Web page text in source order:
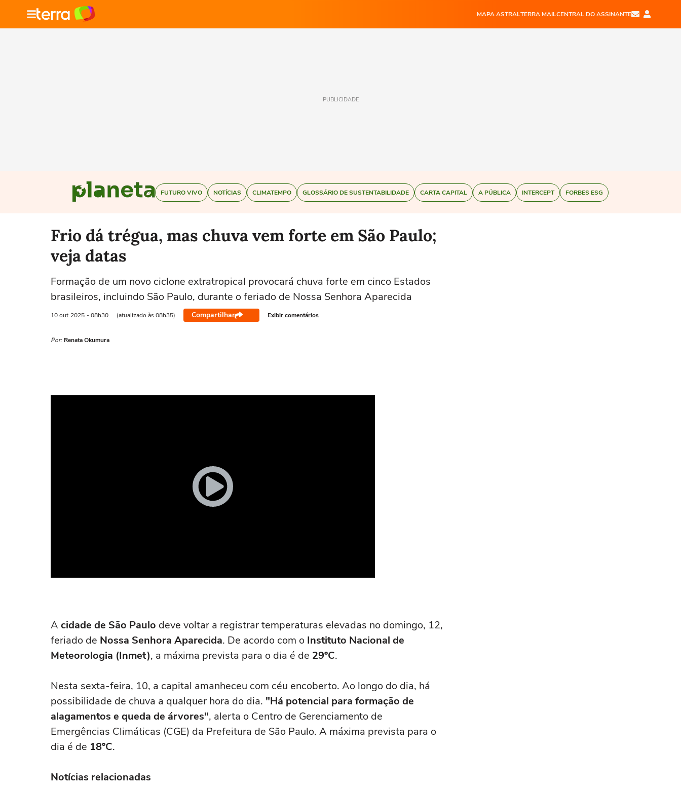
MAPA ASTRALTERRA MAILCENTRAL DO ASSINANTE
PUBLICIDADE
FUTURO VIVO NOTÍCIAS CLIMATEMPO GLOSSÁRIO DE SUSTENTABILIDADE CARTA CAPITAL A PÚBLICA INTERCEPT FORBES ESG
Frio dá trégua, mas chuva vem forte em São Paulo;
veja datas
Formação de um novo ciclone extratropical provocará chuva forte em cinco Estados
brasileiros, incluindo São Paulo, durante o feriado de Nossa Senhora Aparecida
10 out 2025 - 08h30 (atualizado às 08h35) Compartilhar Exibir comentários
Por: Renata Okumura
A cidade de São Paulo deve voltar a registrar temperaturas elevadas no domingo, 12,
feriado de Nossa Senhora Aparecida. De acordo com o Instituto Nacional de
Meteorologia (Inmet), a máxima prevista para o dia é de 29ºC.
Nesta sexta-feira, 10, a capital amanheceu com céu encoberto. Ao longo do dia, há
possibilidade de chuva a qualquer hora do dia. "Há potencial para formação de
alagamentos e queda de árvores", alerta o Centro de Gerenciamento de
Emergências Climáticas (CGE) da Prefeitura de São Paulo. A máxima prevista para o
dia é de 18ºC.
Notícias relacionadas